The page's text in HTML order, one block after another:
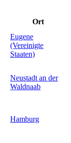
Ort
Eugene
(Vereinigte
Staaten)
Neustadt an der
Waldnaab
Hamburg